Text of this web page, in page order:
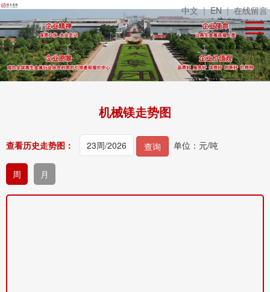
中文 | EN | 在线留言
机械镁走势图
查看历史走势图： 查询 单位：元/吨
周 月